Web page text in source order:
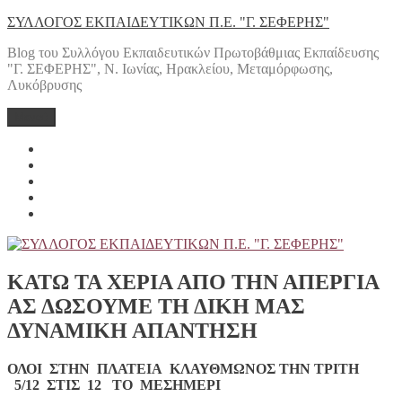
Μετάβαση
περιεχόμενο
ΣΥΛΛΟΓΟΣ ΕΚΠΑΙΔΕΥΤΙΚΩΝ Π.Ε. "Γ. ΣΕΦΕΡΗΣ"
Blog του Συλλόγου Εκπαιδευτικών Πρωτοβάθμιας Εκπαίδευσης
"Γ. ΣΕΦΕΡΗΣ", Ν. Ιωνίας, Ηρακλείου, Μεταμόρφωσης,
Λυκόβρυσης
ΚΑΤΩ ΤΑ ΧΕΡΙΑ ΑΠΟ ΤΗΝ ΑΠΕΡΓΙΑ
ΑΣ ΔΩΣΟΥΜΕ ΤΗ ΔΙΚΗ ΜΑΣ
ΔΥΝΑΜΙΚΗ ΑΠΑΝΤΗΣΗ
ΟΛΟΙ ΣΤΗΝ ΠΛΑΤΕΙΑ ΚΛΑΥΘΜΩΝΟΣ ΤΗΝ ΤΡΙΤΗ
5/12 ΣΤΙΣ 12 ΤΟ ΜΕΣΗΜΕΡΙ